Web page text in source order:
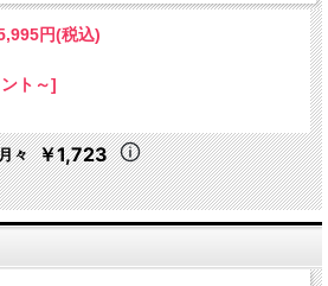
円(税込)
ト～]
々 ￥1,723